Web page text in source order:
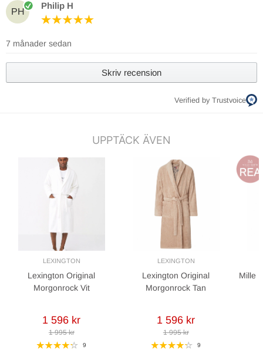
PH
Philip H
7 månader sedan
Skriv recension
Verified by Trustvoice
UPPTÄCK ÄVEN
LEXINGTON
Lexington Original
Morgonrock Vit
1 596 kr
1 995 kr
9
LEXINGTON
Lexington Original
Morgonrock Tan
1 596 kr
1 995 kr
9
Mille